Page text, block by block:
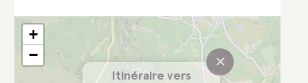
Itinéraire vers
×
+
−